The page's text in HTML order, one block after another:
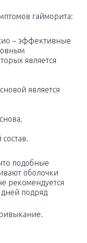
гайморита:
– эффективные
является
является
подобные
оболочки
рекомендуется
дней подряд